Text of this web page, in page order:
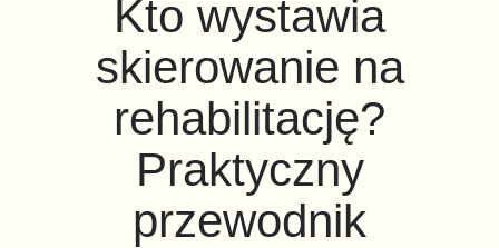
Kto wystawia
skierowanie na
rehabilitację?
Praktyczny
przewodnik